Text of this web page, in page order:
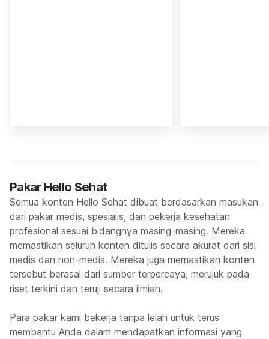
Pakar Hello Sehat
Semua konten Hello Sehat dibuat berdasarkan masukan
dari pakar medis, spesialis, dan pekerja kesehatan
profesional sesuai bidangnya masing-masing. Mereka
memastikan seluruh konten ditulis secara akurat dari sisi
medis dan non-medis. Mereka juga memastikan konten
tersebut berasal dari sumber terpercaya, merujuk pada
riset terkini dan teruji secara ilmiah.
Para pakar kami bekerja tanpa lelah untuk terus
membantu Anda dalam mendapatkan informasi yang